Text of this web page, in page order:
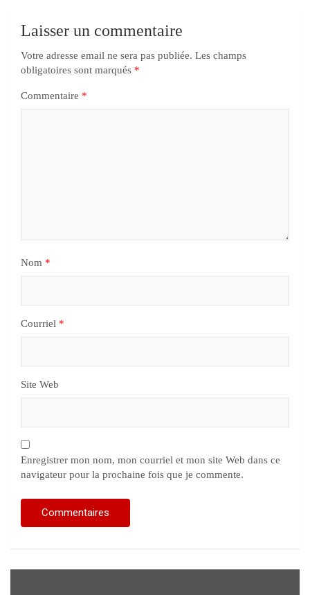
Laisser un commentaire
Votre adresse email ne sera pas publiée. Les champs
obligatoires sont marqués *
Commentaire *
Nom *
Courriel *
Site Web
Enregistrer mon nom, mon courriel et mon site Web dans ce
navigateur pour la prochaine fois que je commente.